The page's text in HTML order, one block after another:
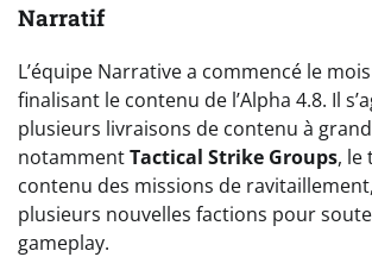
Narratif
L’équipe Narrative a commencé le
finalisant le contenu de l’Alpha 4.8. Il
plusieurs livraisons de contenu à
notammentTactical Strike Groups, le
contenu des missions de
plusieurs nouvelles factions pour
gameplay.